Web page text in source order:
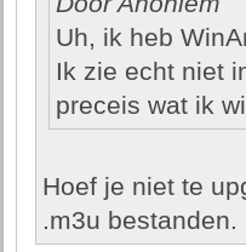
Uh, ik heb
Ik zie echt niet
preceis wat ik
Hoef je niet te
.m3u bestanden.